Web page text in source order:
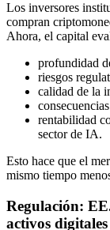
Los inversores
compran
Ahora, el capital
profundidad
riesgos
calidad de la
rentabilidad
sector de IA.
Esto hace que el
mismo tiempo
Regulación:
activos digitales